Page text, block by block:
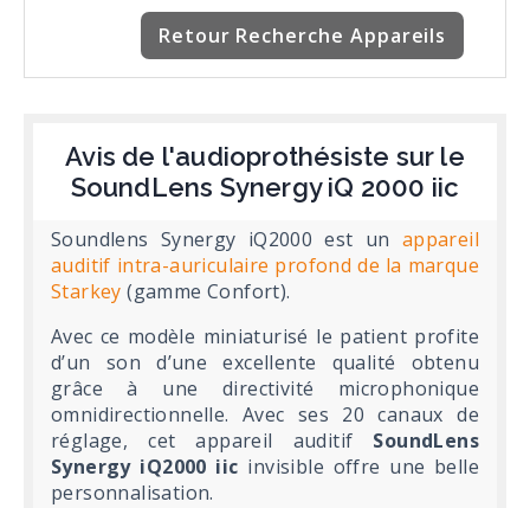
Retour Recherche Appareils
Avis de l'audioprothésiste sur le
SoundLens Synergy iQ 2000 iic
Soundlens Synergy iQ2000 est un appareil
auditif intra-auriculaire profond de la marque
Starkey (gamme Confort).
Avec ce modèle miniaturisé le patient profite
d’un son d’une excellente qualité obtenu
grâce à une directivité microphonique
omnidirectionnelle. Avec ses 20 canaux de
réglage, cet appareil auditif SoundLens
Synergy iQ2000 iic invisible offre une belle
personnalisation.